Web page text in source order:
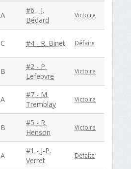
A
#6 - J.
Bédard
Victoire
C #4 - R. Binet Défaite
B
#2 - P.
Lefebvre
Victoire
A
#7 - M.
Tremblay
Victoire
B
#5 - R.
Henson
Victoire
A
#1 - J-P.
Verret
Défaite